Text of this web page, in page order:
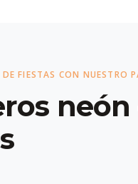
FIESTAS CON NUESTRO